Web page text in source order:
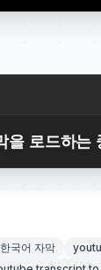
을 로드하는
국어 자막